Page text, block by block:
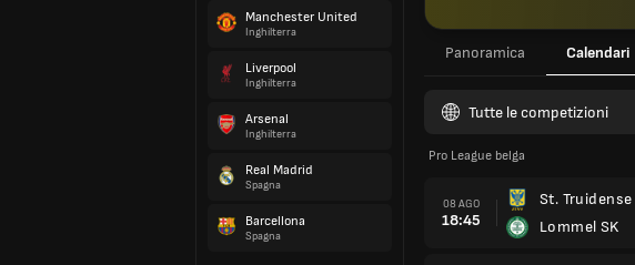
Manchester United
Inghilterra
Liverpool
Inghilterra
Arsenal
Inghilterra
Real Madrid
Spagna
Barcellona
Spagna
Panoramica Calendari
Tutte le competizioni
Pro League belga
08 AGO
18:45
St. Truidense
Lommel SK